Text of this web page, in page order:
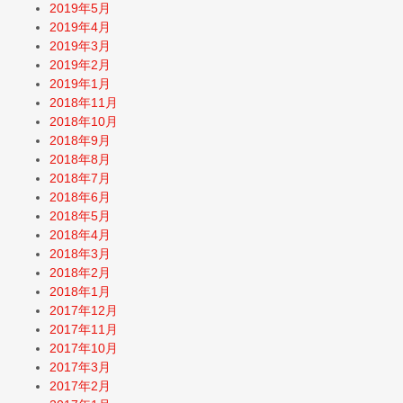
2019年5月
2019年4月
2019年3月
2019年2月
2019年1月
2018年11月
2018年10月
2018年9月
2018年8月
2018年7月
2018年6月
2018年5月
2018年4月
2018年3月
2018年2月
2018年1月
2017年12月
2017年11月
2017年10月
2017年3月
2017年2月